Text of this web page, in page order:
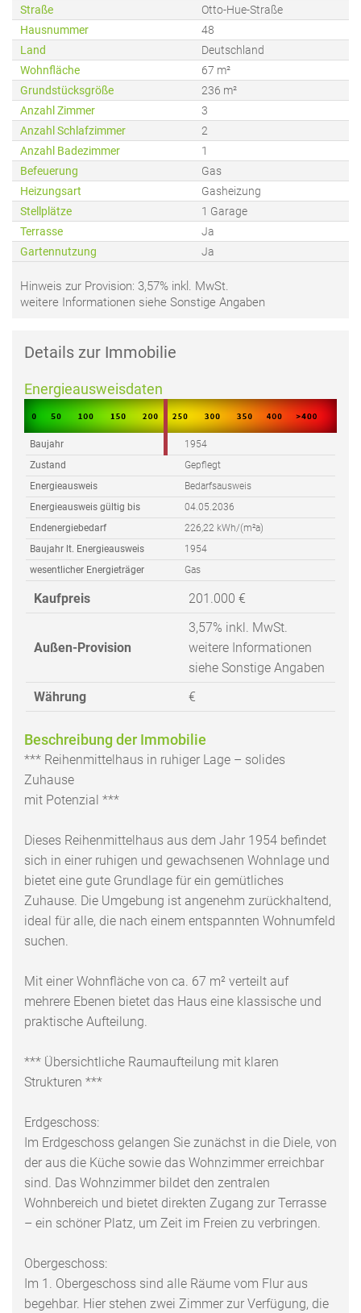
Straße
Otto-Hue-Straße
Hausnummer
48
Land
Deutschland
Wohnfläche
67 m²
Grundstücksgröße
236 m²
Anzahl Zimmer
3
Anzahl Schlafzimmer
2
Anzahl Badezimmer
1
Befeuerung
Gas
Heizungsart
Gasheizung
Stellplätze
1 Garage
Terrasse
Ja
Gartennutzung
Ja
Hinweis zur Provision: 3,57% inkl. MwSt.
weitere Informationen siehe Sonstige Angaben
Details zur Immobilie
Energieausweisdaten
Baujahr
1954
Zustand
Gepflegt
Energieausweis
Bedarfsausweis
Energieausweis gültig bis
04.05.2036
Endenergiebedarf
226,22 kWh/(m²a)
Baujahr lt. Energieausweis
1954
wesentlicher Energieträger
Gas
Kaufpreis 201.000 €
Außen-Provision
3,57% inkl. MwSt.
weitere Informationen
siehe Sonstige Angaben
Währung
€
Beschreibung der Immobilie
*** Reihenmittelhaus in ruhiger Lage – solides
Zuhause
mit Potenzial ***
Dieses Reihenmittelhaus aus dem Jahr 1954 befindet
sich in einer ruhigen und gewachsenen Wohnlage und
bietet eine gute Grundlage für ein gemütliches
Zuhause. Die Umgebung ist angenehm zurückhaltend,
ideal für alle, die nach einem entspannten Wohnumfeld
suchen.
Mit einer Wohnfläche von ca. 67 m² verteilt auf
mehrere Ebenen bietet das Haus eine klassische und
praktische Aufteilung.
*** Übersichtliche Raumaufteilung mit klaren
Strukturen ***
Erdgeschoss:
Im Erdgeschoss gelangen Sie zunächst in die Diele, von
der aus die Küche sowie das Wohnzimmer erreichbar
sind. Das Wohnzimmer bildet den zentralen
Wohnbereich und bietet direkten Zugang zur Terrasse
– ein schöner Platz, um Zeit im Freien zu verbringen.
Obergeschoss:
Im 1. Obergeschoss sind alle Räume vom Flur aus
begehbar. Hier stehen zwei Zimmer zur Verfügung, die